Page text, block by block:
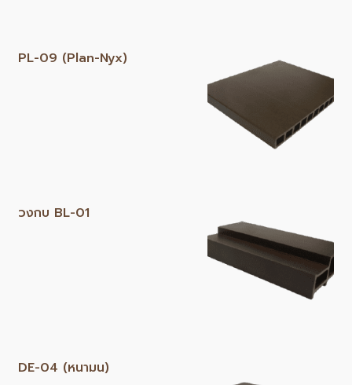
PL-09 (Plan-Nyx)
วงกบ BL-01
DE-04 (หนามน)